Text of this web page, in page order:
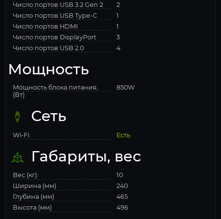
Число портов USB 3.2 Gen 2
2
Число портов USB Type-C
1
Число портов HDMI
1
Число портов DisplayPort
3
Число портов USB 2.0
4
Мощность
Мощность блока питания,
(Вт)
850W
Сеть
Wi-Fi: Есть
Габариты, вес
Вес (кг):
10
Ширина (мм)
240
Глубина (мм)
465
Высота (мм)
496